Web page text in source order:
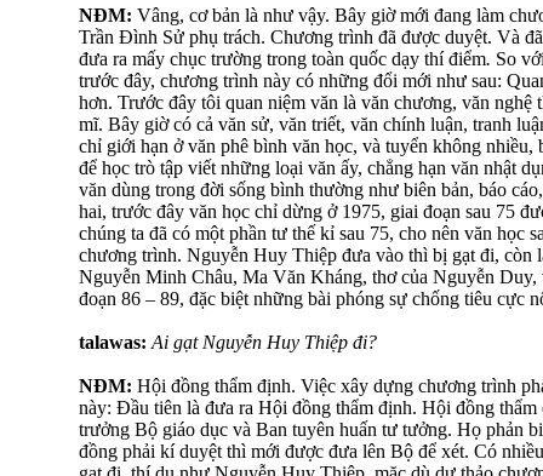
NĐM: Vâng, cơ bản là như vậy. Bây giờ mới đang làm
Trần Đình Sử phụ trách. Chương trình đã được duyệt. Và
đưa ra mấy chục trường trong toàn quốc dạy thí điểm. So
trước đây, chương trình này có những đổi mới như sau:
hơn. Trước đây tôi quan niệm văn là văn chương, văn nghệ
mĩ. Bây giờ có cả văn sử, văn triết, văn chính luận, tranh
chỉ giới hạn ở văn phê bình văn học, và tuyển không nhiều,
để học trò tập viết những loại văn ấy, chẳng hạn văn nhật
văn dùng trong đời sống bình thường như biên bản, báo
hai, trước đây văn học chỉ dừng ở 1975, giai đoạn sau 75
chúng ta đã có một phần tư thế kỉ sau 75, cho nên văn học
chương trình. Nguyễn Huy Thiệp đưa vào thì bị gạt đi, còn
Nguyễn Minh Châu, Ma Văn Kháng, thơ của Nguyễn Duy,
đoạn 86 – 89, đặc biệt những bài phóng sự chống tiêu cực
talawas: Ai gạt Nguyễn Huy Thiệp đi?
NĐM: Hội đồng thẩm định. Việc xây dựng chương trình
này: Đầu tiên là đưa ra Hội đồng thẩm định. Hội đồng
trưởng Bộ giáo dục và Ban tuyên huấn tư tưởng. Họ phản
đồng phải kí duyệt thì mới được đưa lên Bộ để xét. Có